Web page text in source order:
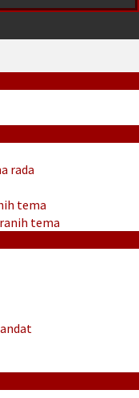
rada
tema
tema